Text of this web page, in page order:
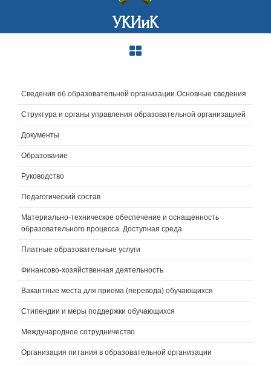
УКИиК
Сведения об образовательной организации.Основные сведения
Структура и органы управления образовательной организацией
Документы
Образование
Руководство
Педагогический состав
Материально-техническое обеспечение и оснащенность
образовательного процесса. Доступная среда
Платные образовательные услуги
Финансово-хозяйственная деятельность
Вакантные места для приема (перевода) обучающихся
Стипендии и меры поддержки обучающихся
Международное сотрудничество
Организация питания в образовательной организации